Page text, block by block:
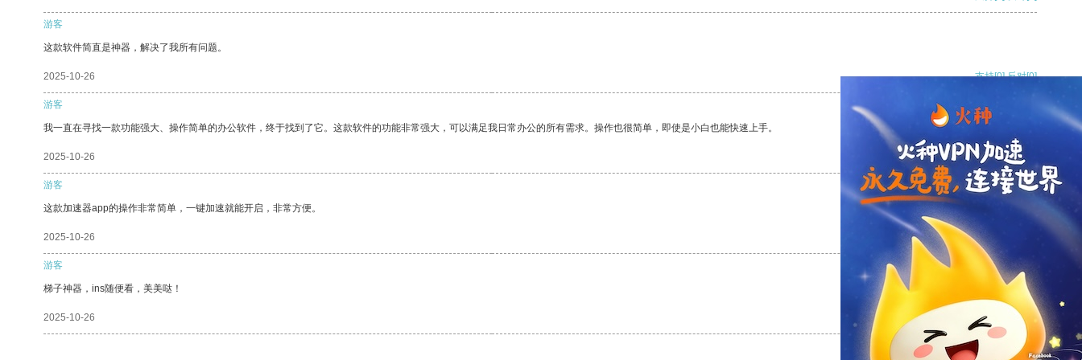
游客
这款软件简直是神器，解决了我所有问题。
2025-10-26 支持[0] 反对[0]
游客
我一直在寻找一款功能强大、操作简单的办公软件，终于找到了它。这款软件的功能非常强大，可以满足我日常办公的所有需求。操作也很简单，即使是小白也能快速上手。
2025-10-26 支持[0] 反对
游客
这款加速器app的操作非常简单，一键加速就能开启，非常方便。
2025-10-26 支持
游客
梯子神器，ins随便看，美美哒！
2025-10-26 支持 反对 [0]